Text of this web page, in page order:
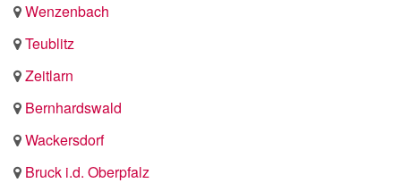
Wenzenbach
Teublitz
Zeitlarn
Bernhardswald
Wackersdorf
Bruck i.d. Oberpfalz